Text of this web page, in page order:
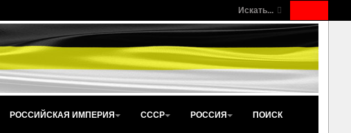
Искать...
РОССИЙСКАЯ ИМПЕРИЯ СССР РОССИЯ ПОИСК